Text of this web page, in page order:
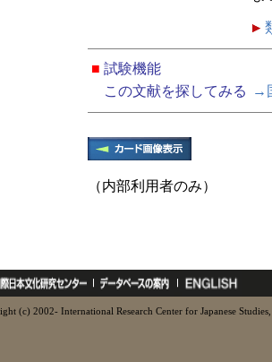
■ 試験機能
この文献を探してみる
→
（内部利用者のみ）
(c) 2002- International Research Center for Japanese